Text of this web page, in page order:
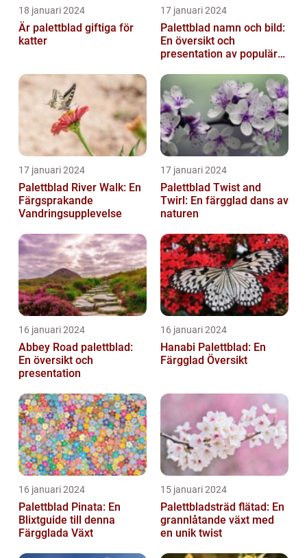
18 januari 2024
Är palettblad giftiga för
katter
17 januari 2024
Palettblad namn och bild:
En översikt och
presentation av populära
17 januari 2024
Palettblad River Walk: En
Färgsprakande
Vandringsupplevelse
17 januari 2024
Palettblad Twist and
Twirl: En färgglad dans av
naturen
16 januari 2024
Abbey Road palettblad:
En översikt och
presentation
16 januari 2024
Hanabi Palettblad: En
Färgglad Översikt
16 januari 2024
Palettblad Pinata: En
Blixtguide till denna
Färgglada Växt
15 januari 2024
Palettbladsträd flätad: En
grannlåtande växt med
en unik twist